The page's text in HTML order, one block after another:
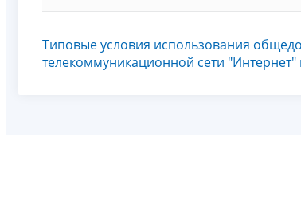
Типовые условия использования
телекоммуникационной сети